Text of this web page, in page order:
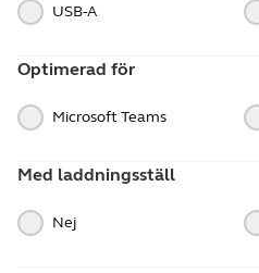
USB-A
Optimerad för
Microsoft Teams
Med laddningsställ
Nej